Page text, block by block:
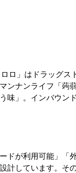
ロ」はドラッグス
ンナンライフ「蒟
味」。インバウン
ドが利用可能」「
計しています。そ